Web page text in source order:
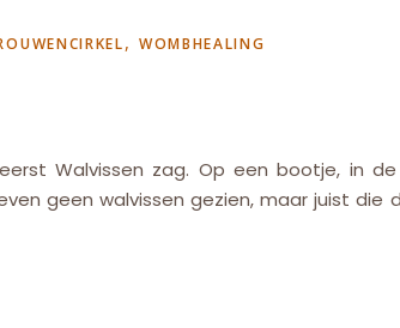
, WOMBHEALING
Walvissen zag. Op een bootje, in de
geen walvissen gezien, maar juist die